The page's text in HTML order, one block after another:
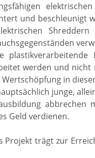
und beschleunigt
werden und nicht
Wertschöpfung in
junge,
abbrechen
Geld verdienen.
Projekt trägt zur